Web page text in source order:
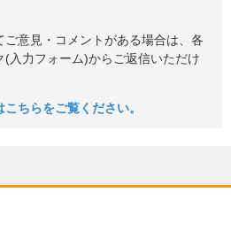
意見・コメントがある場合は、各
(入力フォーム)からご返信いただけ
ちらをご覧ください。